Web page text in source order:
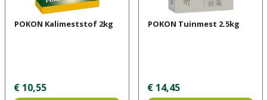
POKON Kalimeststof 2kg
€ 10,55
POKON Tuinmest 2.5kg
€ 14,45